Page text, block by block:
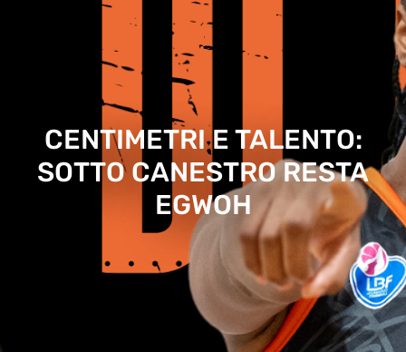
CENTIMETRI E TALENTO:
SOTTO CANESTRO RESTA
EGWOH